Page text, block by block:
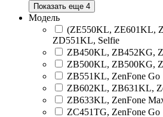
Показать еще 4
Модель
(ZE550KL, ZE601KL,
ZD551KL, Selfie
ZB450KL, ZB452KG,
ZB500KL, ZB500KG,
ZB551KL, ZenFone Go
ZB602KL, ZB631KL,
ZB633KL, ZenFone
ZC451TG, ZenFone Go